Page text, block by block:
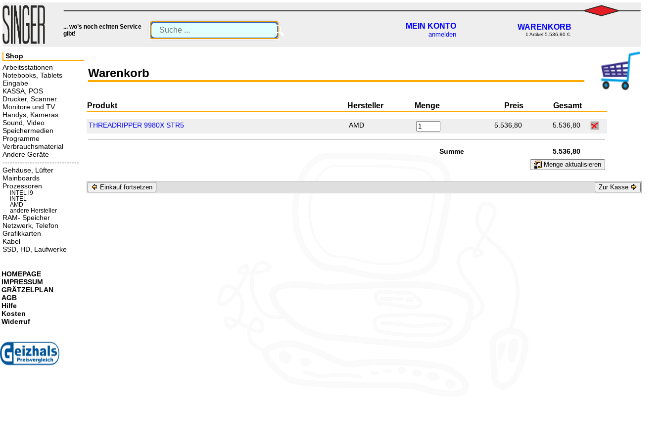
... wo’s noch echten Service
gibt!
🔍 MEIN KONTO
anmelden
WARENKORB
1 Artikel 5.536,80 €.
Warenkorb
Produkt Hersteller Menge Preis Gesamt
THREADRIPPER 9980X STR5 AMD 5.536,80 5.536,80
Summe 5.536,80
Menge aktualisieren
Einkauf fortsetzen Zur Kasse
Shop
Arbeitsstationen
Notebooks, Tablets
Eingabe
KASSA, POS
Drucker, Scanner
Monitore und TV
Handys, Kameras
Sound, Video
Speichermedien
Programme
Verbrauchsmaterial
Andere Geräte
-------------------------------
Gehäuse, Lüfter
Mainboards
Prozessoren
INTEL i9
INTEL
AMD
andere Hersteller
RAM- Speicher
Netzwerk, Telefon
Grafikkarten
Kabel
SSD, HD, Laufwerke
HOMEPAGE
IMPRESSUM
GRÄTZELPLAN
AGB
Hilfe
Kosten
Widerruf